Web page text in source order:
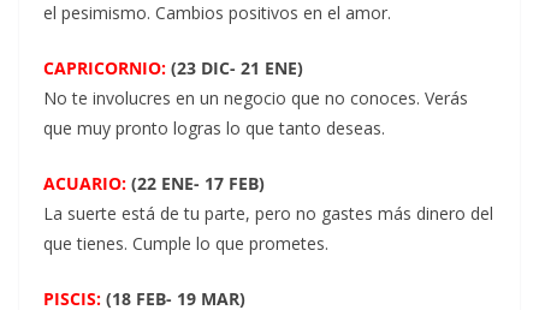
el pesimismo. Cambios positivos en el amor.
CAPRICORNIO: (23 DIC- 21 ENE)
No te involucres en un negocio que no conoces. Verás
que muy pronto logras lo que tanto deseas.
ACUARIO: (22 ENE- 17 FEB)
La suerte está de tu parte, pero no gastes más dinero del
que tienes. Cumple lo que prometes.
PISCIS: (18 FEB- 19 MAR)